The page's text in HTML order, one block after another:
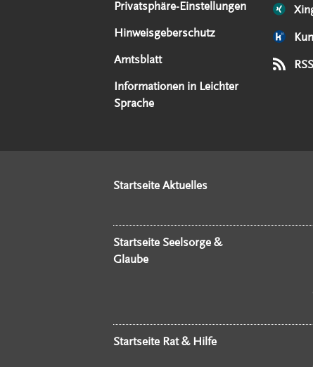
Privatsphäre-Einstellungen
Hinweisgeberschutz
Amtsblatt
Informationen in Leichter
Sprache
Startseite Aktuelles
Startseite Seelsorge &
Glaube
Startseite Rat & Hilfe